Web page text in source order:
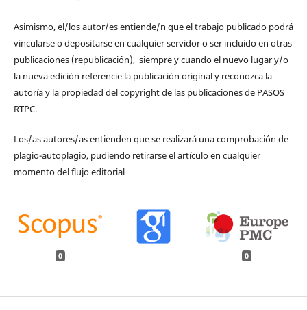
Asimismo, el/los autor/es entiende/n que el trabajo publicado podrá
vincularse o depositarse en cualquier servidor o ser incluido en otras
publicaciones (republicación), siempre y cuando el nuevo lugar y/o
la nueva edición referencie la publicación original y reconozca la
autoría y la propiedad del copyright de las publicaciones de PASOS
RTPC.
Los/as autores/as entienden que se realizará una comprobación de
plagio-autoplagio, pudiendo retirarse el artículo en cualquier
momento del flujo editorial
0 0